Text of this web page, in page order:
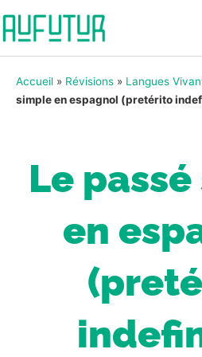
Accueil » Révisions » Langues
simple en espagnol (pretérito
Le
en